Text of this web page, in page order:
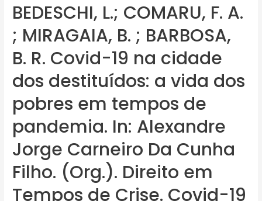
BEDESCHI, L.; COMARU, F. A.
; MIRAGAIA, B. ; BARBOSA,
B. R. Covid-19 na cidade
dos destituídos: a vida dos
pobres em tempos de
pandemia. In: Alexandre
Jorge Carneiro Da Cunha
Filho. (Org.). Direito em
Tempos de Crise. Covid-19